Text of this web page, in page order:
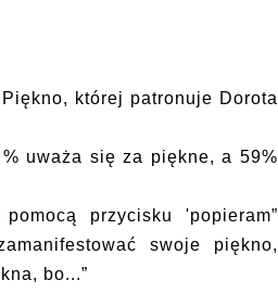
której patronuje Dorota
uważa się za piękne, a 59%
przycisku 'popieram”
swoje piękno,
bo...”